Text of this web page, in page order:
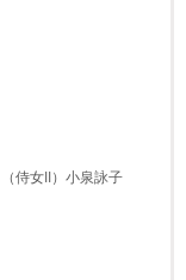
（侍女II）小泉詠子